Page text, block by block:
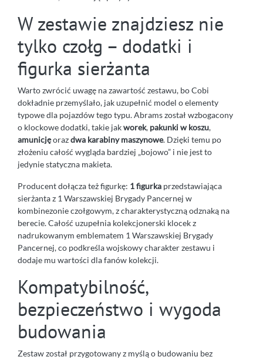
W zestawie znajdziesz nie
tylko czołg – dodatki i
figurka sierżanta
Warto zwrócić uwagę na zawartość zestawu, bo Cobi
dokładnie przemyślało, jak uzupełnić model o elementy
typowe dla pojazdów tego typu. Abrams został wzbogacony
o klockowe dodatki, takie jakworek, pakunki w koszu,
amunicjęorazdwa karabiny maszynowe. Dzięki temu po
złożeniu całość wygląda bardziej „bojowo” i nie jest to
jedynie statyczna makieta.
Producent dołącza też figurkę: 1 figurka przedstawiająca
sierżanta z 1 Warszawskiej Brygady Pancernej w
kombinezonie czołgowym, z charakterystyczną odznaką na
berecie. Całość uzupełnia kolekcjonerski klocek z
nadrukowanym emblematem 1 Warszawskiej Brygady
Pancernej, co podkreśla wojskowy charakter zestawu i
dodaje mu wartości dla fanów kolekcji.
Kompatybilność,
bezpieczeństwo i wygoda
budowania
Zestaw został przygotowany z myślą o budowaniu bez